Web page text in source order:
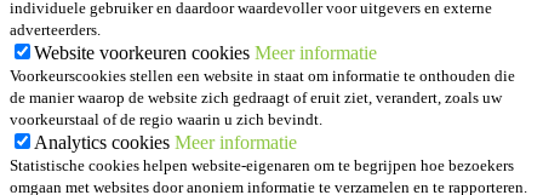
individuele gebruiker en daardoor waardevoller voor uitgevers en externe
adverteerders.
Website voorkeuren cookies Meer informatie
Voorkeurscookies stellen een website in staat om informatie te onthouden die
de manier waarop de website zich gedraagt of eruit ziet, verandert, zoals uw
voorkeurstaal of de regio waarin u zich bevindt.
Analytics cookies Meer informatie
Statistische cookies helpen website-eigenaren om te begrijpen hoe bezoekers
omgaan met websites door anoniem informatie te verzamelen en te rapporteren.